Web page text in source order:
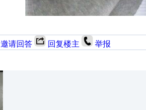
邀请回答 回复楼主 举报